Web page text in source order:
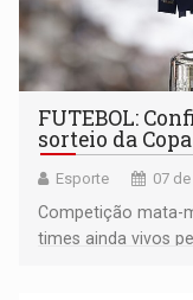
FUTEBOL:
sorteio da
Esporte 07
Competição mata-
times ainda vivos